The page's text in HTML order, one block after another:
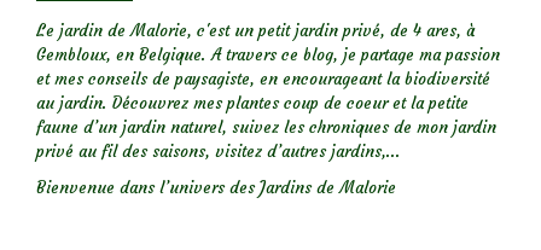
Le jardin de Malorie, c'est un petit jardin privé, de 4 ares, à
Gembloux, en Belgique. A travers ce blog, je partage ma passion
et mes conseils de paysagiste, en encourageant la biodiversité
au jardin. Découvrez mes plantes coup de coeur et la petite
faune d’un jardin naturel, suivez les chroniques de mon jardin
privé au fil des saisons, visitez d’autres jardins,...
Bienvenue dans l’univers des Jardins de Malorie